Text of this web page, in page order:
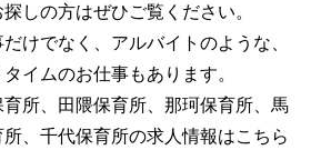
しの方はぜひご覧ください。
けでなく、アルバイトのような、
イムのお仕事もあります。
所、田隈保育所、那珂保育所、馬
、千代保育所の求人情報はこちら